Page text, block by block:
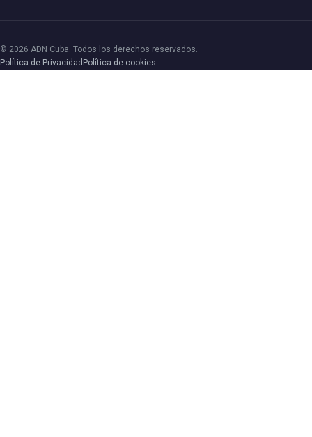
© 2026 ADN Cuba. Todos los derechos reservados.
Política de Privacidad Política de cookies